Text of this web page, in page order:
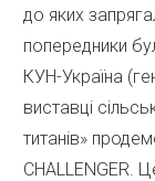
до яких
попередники
КУН-Україна
виставці
титанів»
CHALLENGER.